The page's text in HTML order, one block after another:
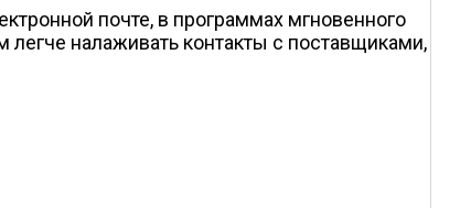
почте, в программах мгновенного
налаживать контакты с поставщиками,